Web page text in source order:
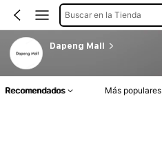
Buscar en la Tienda
Dapeng Mall
Recomendados Más populares